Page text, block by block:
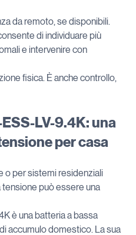
da remoto, se disponibili.
di individuare più
e intervenire con
fisica. È anche controllo,
LV-9.4K: una
per casa
o per sistemi residenziali
può essere una
è una batteria a bassa
accumulo domestico. La sua